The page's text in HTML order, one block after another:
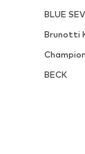
BLUE
Brunotti
BECK